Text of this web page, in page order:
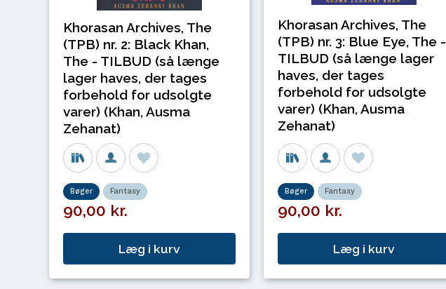
Khorasan Archives, The
(TPB) nr. 2: Black Khan,
The - TILBUD (så længe
lager haves, der tages
forbehold for udsolgte
varer) (Khan, Ausma
Zehanat)
Bøger Fantasy
90,00 kr.
Læg i kurv
Khorasan Archives, The
(TPB) nr. 3: Blue Eye, The -
TILBUD (så længe lager
haves, der tages
forbehold for udsolgte
varer) (Khan, Ausma
Zehanat)
Bøger Fantasy
90,00 kr.
Læg i kurv